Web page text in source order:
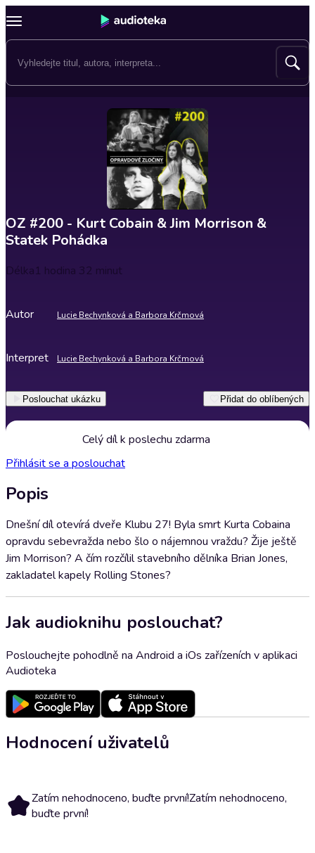
OZ #200 - Kurt Cobain & Jim Morrison &
Statek Pohádka
Délka1 hodina 32 minut
Autor Lucie Bechynková a Barbora Krčmová
Interpret Lucie Bechynková a Barbora Krčmová
Poslouchat ukázku Přidat do oblíbených
Celý díl k poslechu zdarma
Přihlásit se a poslouchat
Popis
Dnešní díl otevírá dveře Klubu 27! Byla smrt Kurta Cobaina
opravdu sebevražda nebo šlo o nájemnou vraždu? Žije ještě
Jim Morrison? A čím rozčílil stavebního dělníka Brian Jones,
zakladatel kapely Rolling Stones?
Jak audioknihu poslouchat?
Poslouchejte pohodlně na Android a iOs zařízeních v aplikaci
Audioteka
Hodnocení uživatelů
Zatím nehodnoceno, buďte první!Zatím nehodnoceno,
buďte první!